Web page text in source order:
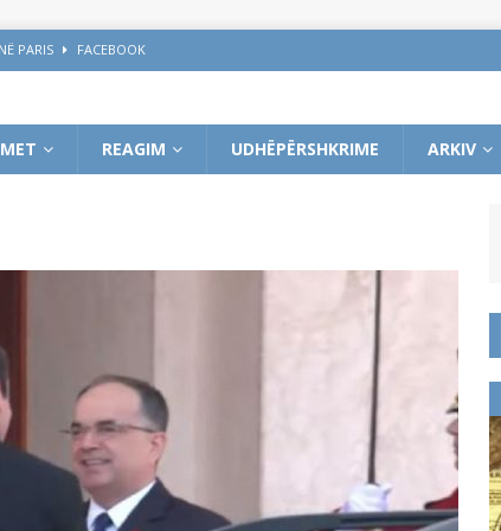
PARIS FACEBOOK
REAGIM UDHËPËRSHKRIME ARKIV